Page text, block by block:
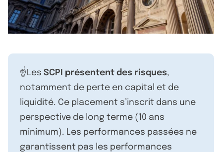
☝️Les SCPI présentent des risques,
notamment de perte en capital et de
liquidité. Ce placement s’inscrit dans une
perspective de long terme (10 ans
minimum). Les performances passées ne
garantissent pas les performances